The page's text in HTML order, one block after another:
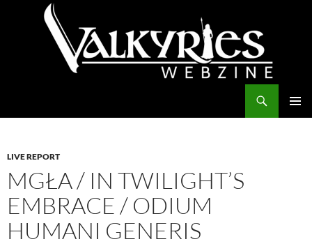
LIVE REPORT
MGŁA / IN TWILIGHT’S
EMBRACE / ODIUM
HUMANI GENERIS